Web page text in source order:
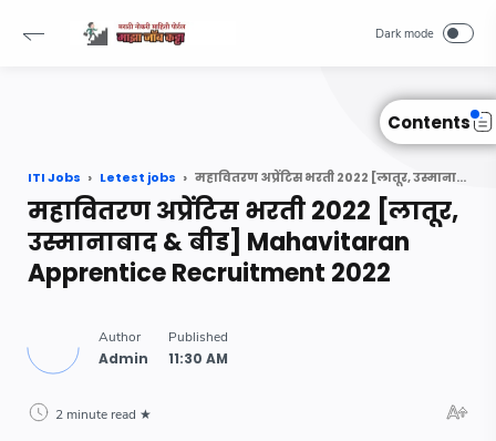
Contents
ITI Jobs Letest jobs महावितरण अप्रेंटिस भरती 2022 [लातूर, उस्मानाबाद & बीड] Mahavitaran Apprentice Recruitment 2022
महावितरण अप्रेंटिस भरती 2022 [लातूर,
उस्मानाबाद & बीड] Mahavitaran
Apprentice Recruitment 2022
2 minute read